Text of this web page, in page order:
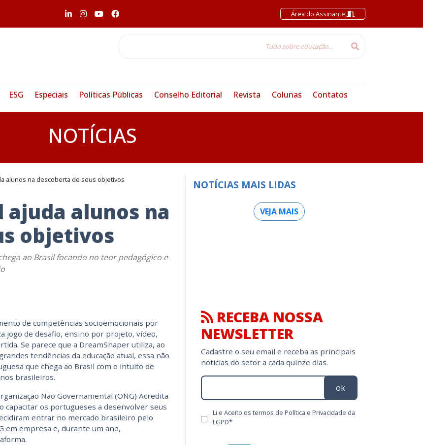
Área do Assinante
ESG Especiais Políticas Públicas Conselho Editorial Revista Colunas Contatos
NOTÍCIAS
alunos na descoberta de seus objetivos
alunos na
objetivos
ao Brasil focando no teor pedagógico e
de competências socioemocionais por
jogo de desafio, ensino por projeto, vídeo,
Se parece que a DreamShaper utiliza, ao
tendências da educação atual, essa não
que chega ao Brasil com o intuito de
brasileiros.
Não Governamental (ONG) Acredita
capacitar os portugueses a desenvolver seus
entrar no mercado brasileiro pelo
em empresa e, durante um ano,
NOTÍCIAS MAIS LIDAS
VEJA MAIS
RECEBA NOSSA
NEWSLETTER
Cadastre o seu email e receba as principais
notícias do setor a cada quinze dias.
ok
Li e Aceito os termos de Política e Privacidade da
LGPD*